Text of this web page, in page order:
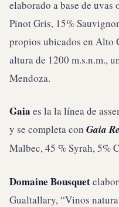
elaborado a base de
Pinot Gris, 15%
propios ubicados en Alto
altura de 1200 m.s.n.m.,
Mendoza.
Gaia es la la línea de
y se completa con Gaia
Malbec, 45 % Syrah, 5%
Domaine Bousquet
Gualtallary, “Vinos